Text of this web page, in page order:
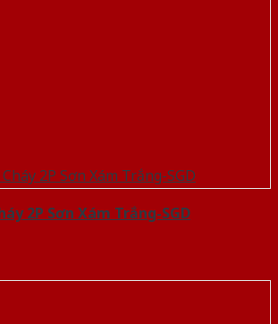
2P Sơn Xám Trắng-SGD